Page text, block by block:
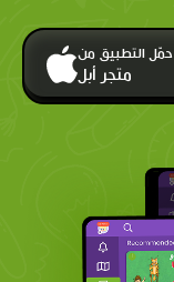
حمّل التطبيق من
متجر أبل